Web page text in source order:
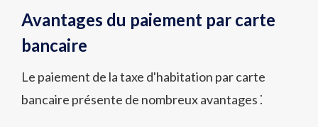
Avantages du paiement par carte
bancaire
Le paiement de la taxe d'habitation par carte
bancaire présente de nombreux avantages ⁚